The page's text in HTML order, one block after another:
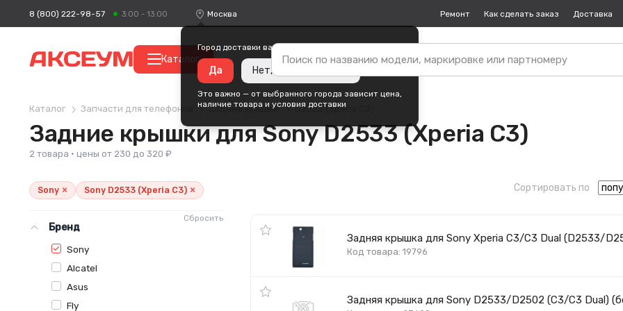
8 (800) 222-98-57 3:00 - 13:00 Москва
Город доставки ваших покупок —
Да Нет, изменить город
Это важно — от выбранного города зависит цена,
наличие товара и условия доставки
Ремонт Как сделать заказ Доставка
Каталог
Каталог Запчасти для телефонов Задние крышки D2533 (Xperia C3)
Задние крышки для Sony D2533 (Xperia C3)
2 товара · цены от 230 до 320 ₽
Sony × Sony D2533 (Xperia C3) ×
Сбросить
Бренд
Sony
Alcatel
Asus
Fly
Сортировать по
Задняя крышка для Sony Xperia C3/C3 Dual (D2533/
Код товара: 19796
Задняя крышка для Sony D2533/D2502 (C3/C3 Dual)